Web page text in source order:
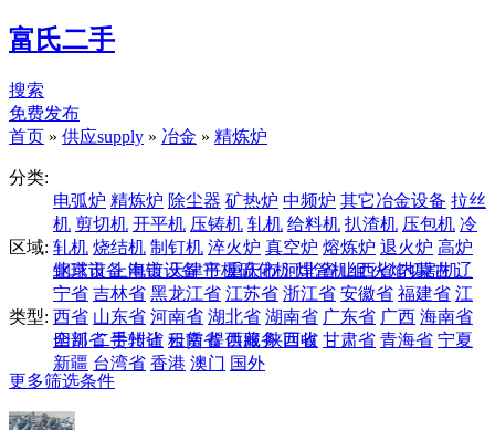
富氏二手
搜索
免费发布
首页 » 供应supply » 冶金 » 精炼炉
分类:
电弧炉 精炼炉 除尘器 矿热炉 中频炉 其它冶金设备 拉丝
机 剪切机 开平机 压铸机 轧机 给料机 扒渣机 压包机 冷
轧机 烧结机 制钉机 淬火炉 真空炉 熔炼炉 退火炉 高炉
钢球设备 电镀设备 平板硫化机 焊管机组 火焰切割机
区域:
北京市 上海市 天津市 重庆市 河北省 山西省 内蒙古 辽
宁省 吉林省 黑龙江省 江苏省 浙江省 安徽省 福建省 江
西省 山东省 河南省 湖北省 湖南省 广东省 广西 海南省
四川省 贵州省 云南省 西藏 陕西省 甘肃省 青海省 宁夏
新疆 台湾省 香港 澳门 国外
类型:
全部 二手转让 租赁 提供服务 回收
更多筛选条件